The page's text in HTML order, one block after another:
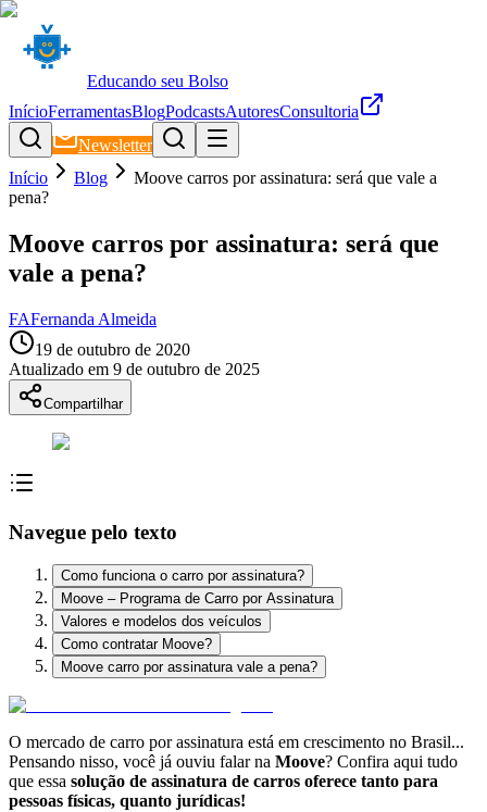
Educando seu Bolso
InícioFerramentasBlogPodcastsAutoresConsultoria
Newsletter
Início
Blog
Moove carros por assinatura: será que vale a
pena?
Moove carros por assinatura: será que
vale a pena?
FAFernanda Almeida
19 de outubro de 2020
Atualizado em 9 de outubro de 2025
Compartilhar
Navegue pelo texto
Como funciona o carro por assinatura?
Moove – Programa de Carro por Assinatura
Valores e modelos dos veículos
Como contratar Moove?
Moove carro por assinatura vale a pena?
O mercado de carro por assinatura está em crescimento no Brasil...
Pensando nisso, você já ouviu falar na Moove? Confira aqui tudo
que essa solução de assinatura de carros oferece tanto para
pessoas físicas, quanto jurídicas!